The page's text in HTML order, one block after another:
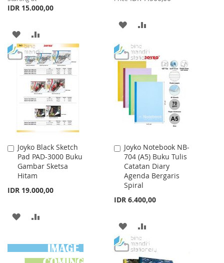
IDR 15.000,00
ADD
TO
WISH
LIST
TO
COMPARE
ADD
WISH
LIST
COMPARE
Joyko Black Sketch
Pad PAD-3000 Buku
Gambar Sketsa
Hitam
IDR 19.000,00
Add
to
Cart
ADD
WISHCOMPARE
Joyko Notebook NB-
704 (A5) Buku Tulis
Catatan Diary
Agenda Bergaris
Spiral
IDR 6.400,00
Add
to
Cart
ADD
TO
WISH
TO
COMPARE